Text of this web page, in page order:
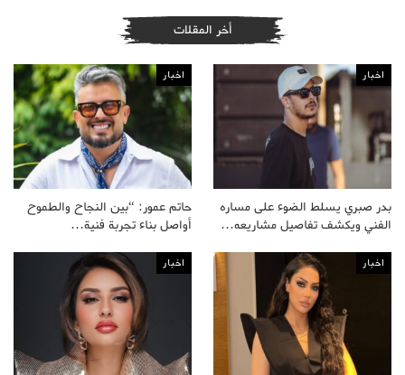
أخر المقلات
اخبار
بدر صبري يسلط الضوء على مساره
الفني ويكشف تفاصيل مشاريعه…
اخبار
حاتم عمور: “بين النجاح والطموح
أواصل بناء تجربة فنية…
اخبار اخبار